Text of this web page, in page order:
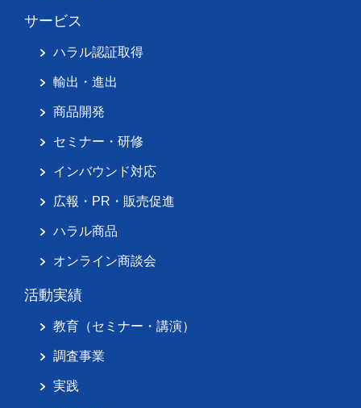
サービス
ハラル認証取得
輸出・進出
商品開発
セミナー・研修
インバウンド対応
広報・PR・販売促進
ハラル商品
オンライン商談会
活動実績
教育（セミナー・講演）
調査事業
実践